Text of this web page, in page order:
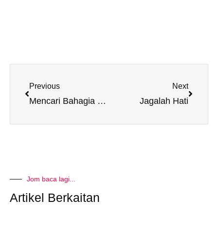
Previous
Mencari Bahagia dengan Memohon Kepada Allah
Next
Jagalah Hati
Jom baca lagi...
Artikel Berkaitan